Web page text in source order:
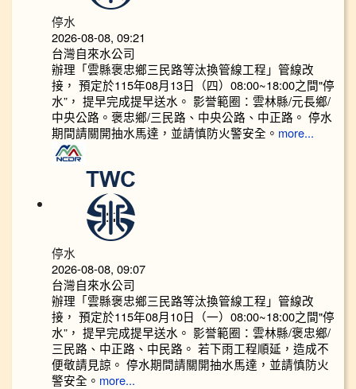
停水
2026-08-08, 09:21
台灣自來水公司
辦理「雲縣褒忠鄉三民路等汰換管線工程」管線改
接， 預定於115年08月13日（四）08:00~18:00之間"停
水”， 提早完成提早送水。 影誉範圈：雲林縣/元長鄉/
中央公路。褒忠鄉/三民路、中央公路、中正路。 停水
期間請關開抽水馬達，並請慎防火警安全。 more...
停水
2026-08-08, 09:07
台灣自來水公司
辦理「雲縣褒忠鄉三民路等汰換管線工程」管線改
接， 預定於115年08月10日（一）08:00~18:00之間"停
水”， 提早完成提早送水。 影誉範圈：雲林縣/褒忠鄉/
三民路、中正路、中民路。 若下雨工程順延，造成不
便敬請見諒。 停水期間請關開抽水馬達，並請慎防火
警安全。 more...